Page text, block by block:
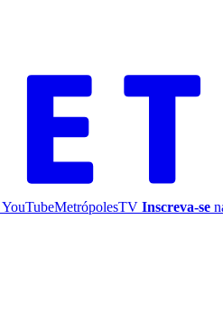
YouTubeMetrópolesTV Inscreva-se